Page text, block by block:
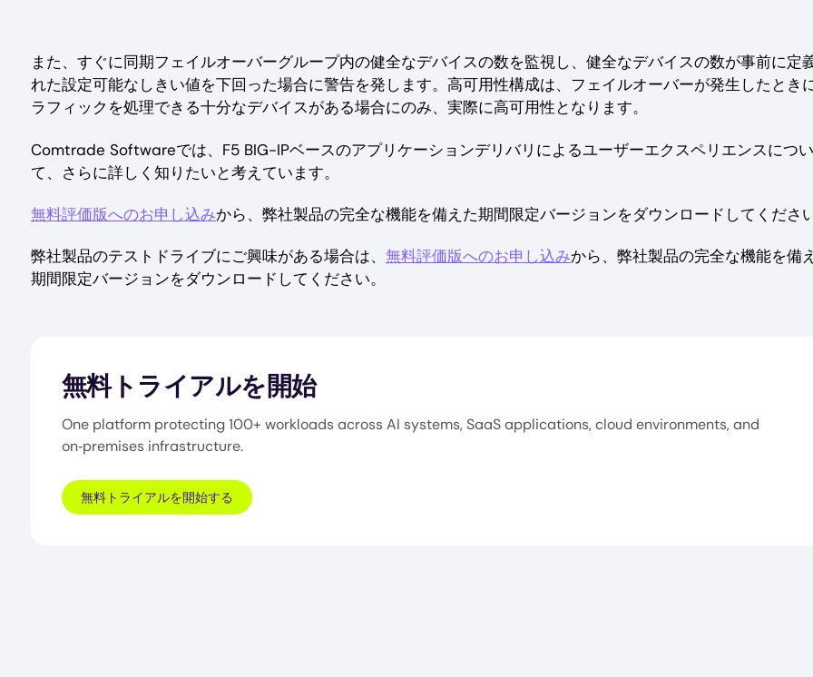
また、すぐに同期フェイルオーバーグループ内の健全なデバイスの数を監視し、健全なデバイスの数が事前に定
れた設定可能なしきい値を下回った場合に警告を発します。高可用性構成は、フェイルオーバーが発生したとき
ラフィックを処理できる十分なデバイスがある場合にのみ、実際に高可用性となります。
Comtrade Softwareでは、F5 BIG-IPベースのアプリケーションデリバリによるユーザーエクスペリエンスについ
て、さらに詳しく知りたいと考えています。
無料評価版へのお申し込みから、弊社製品の完全な機能を備えた期間限定バージョンをダウンロードしてください
弊社製品のテストドライブにご興味がある場合は、 無料評価版へのお申し込みから、弊社製品の完全な機能を備
期間限定バージョンをダウンロードしてください。
無料トライアルを開始
One platform protecting 100+ workloads across AI systems, SaaS applications, cloud environments, and
on‑premises infrastructure.
無料トライアルを開始する